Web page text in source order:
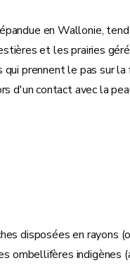
en Wallonie, tend
et les prairies
prennent le pas sur la
d'un contact avec la
disposées en
ombellifères indigènes